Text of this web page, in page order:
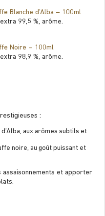
Blanche d’Alba – 100ml
99,5 %, arôme.
Noire – 100ml
98,9 %, arôme.
:
aux arômes subtils et
noire, au goût puissant et
et apporter